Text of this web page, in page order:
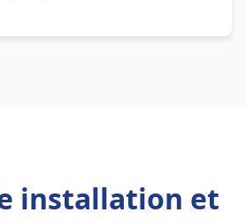
installation et